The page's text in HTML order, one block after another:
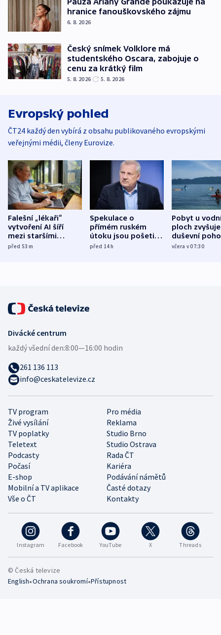
hranice fanouškovského zájmu
6. 8. 2026
Český snímek Volklore má
studentského Oscara, zabojuje o
cenu za krátký film
5. 8. 2026 5. 8. 2026
Evropský pohled
ČT24 každý den vybírá z obsahu publikovaného evropskými
veřejnými médii, členy Eurovize.
Falešní „lékaři“
vytvoření AI šíří
mezi staršími
Poláky nebezpečné
před 53m
Spekulace o
přímém ruském
útoku jsou pošetilé,
míní estonský
před 14h
Pobyt u
ploch zvyšuje
duševní
ukázala
včera v 07:30
Instagram Facebook YouTube X Threads
TV program
Pro média
Živé vysílání
Reklama
TV poplatky
Studio Brno
Teletext
Studio Ostrava
Podcasty
Rada ČT
Počasí
Kariéra
E-shop
Podávání námětů
Mobilní a TV aplikace
Časté dotazy
Vše o ČT
Kontakty
Divácké centrum
každý všední den:8:00—16:00 hodin
261 136 113
info@ceskatelevize.cz
© Česká televize
English•Ochrana soukromí•Přístupnost